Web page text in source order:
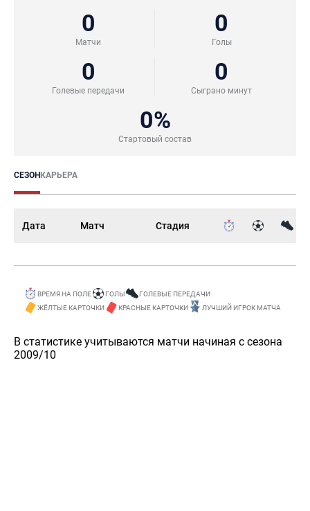
0
Матчи
0
Голы
0
Голевые передачи
0
Сыграно минут
0%
Стартовый состав
СЕЗОНКАРЬЕРА
Дата Матч Стадия
ВРЕМЯ НА ПОЛЕ ГОЛЫ
ГОЛЕВЫЕ ПЕРЕДАЧИ
ЖЁЛТЫЕ КАРТОЧКИ
КРАСНЫЕ КАРТОЧКИ ЛУЧШИЙ ИГРОК МАТЧА
В статистике учитываются матчи начиная с сезона
2009/10